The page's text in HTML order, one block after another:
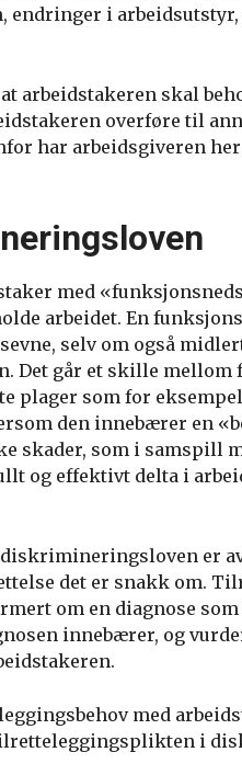
endringer i
arbeidstakeren skal
overføre til
har arbeidsgiveren her
med
arbeidet. En
selv om også
Det går et skille mellom
plager som for
den innebærer en
skader, som i samspill
og effektivt delta i
er
det er snakk om.
om en diagnose
innebærer, og
med
i